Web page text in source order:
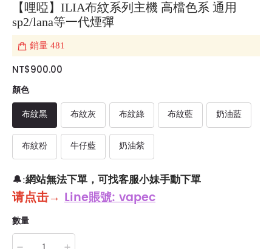
【哩啞】ILIA布紋系列主機 高檔色系 通用
sp2/lana等一代煙彈
銷量 481
NT$900.00
顏色
布紋黑 布紋灰 布紋綠 布紋藍 奶油藍
布紋粉 牛仔藍 奶油紫
🔔:網站無法下單，可找客服小妹手動下單
请点击→ Line賬號: vapec
數量